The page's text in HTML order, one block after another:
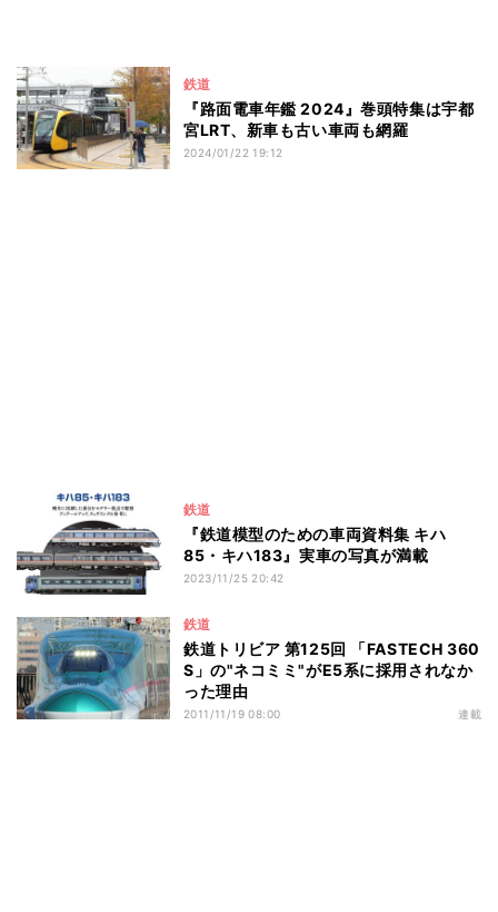
鉄道
『路面電車年鑑 2024』巻頭特集は宇都
宮LRT、新車も古い車両も網羅
2024/01/22 19:12
鉄道
『鉄道模型のための車両資料集 キハ
85・キハ183』実車の写真が満載
2023/11/25 20:42
鉄道
鉄道トリビア 第125回 「FASTECH 360
S」の"ネコミミ"がE5系に採用されなか
った理由
2011/11/19 08:00 連載